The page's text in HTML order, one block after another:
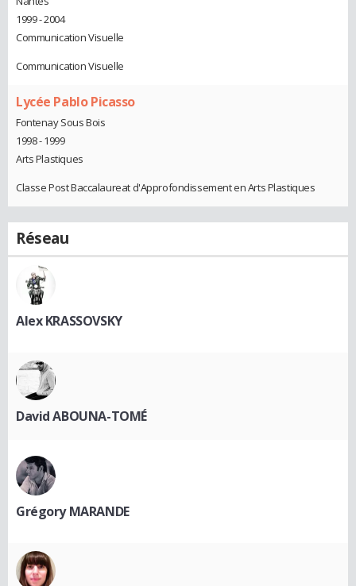
1999 - 2004
Communication Visuelle
Communication Visuelle
Lycée Pablo Picasso
Fontenay Sous Bois
1998 - 1999
Arts Plastiques
Classe Post Baccalaureat d'Approfondissement en Arts Plastiques
Réseau
Alex KRASSOVSKY
David ABOUNA-TOMÉ
Grégory MARANDE